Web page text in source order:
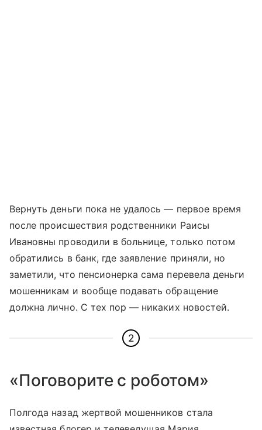
Вернуть деньги пока не удалось — первое время
после происшествия родственники Раисы
Ивановны проводили в больнице, только потом
обратились в банк, где заявление приняли, но
заметили, что пенсионерка сама перевела деньги
мошенникам и вообще подавать обращение
должна лично. С тех пор — никаких новостей.
2
«Поговорите с роботом»
Полгода назад жертвой мошенников стала